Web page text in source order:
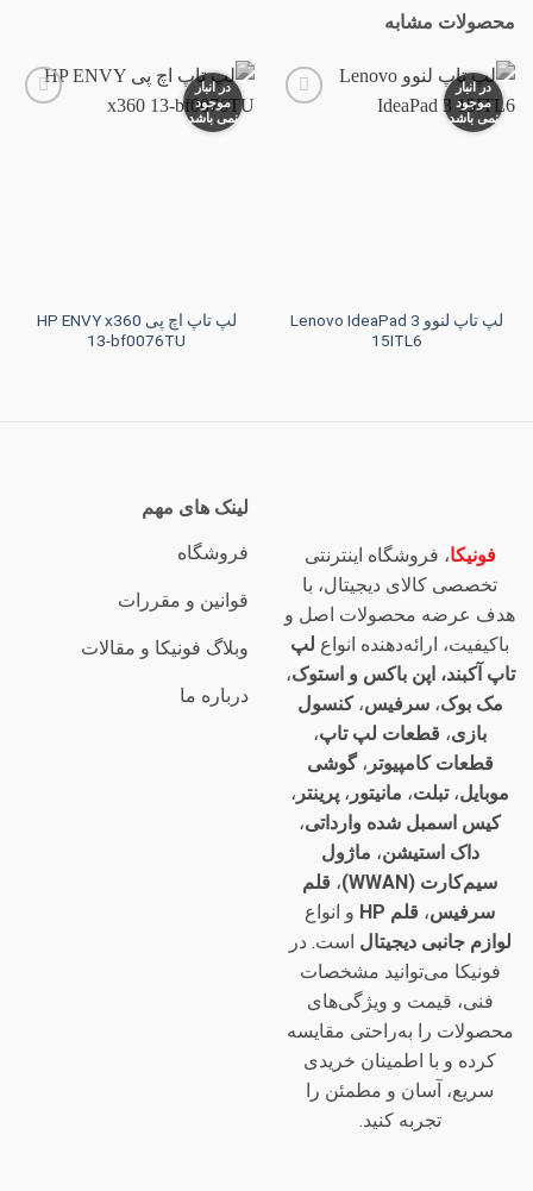
محصولات مشابه
در انبار
موجود
نمی باشد
لپ تاپ لنوو Lenovo IdeaPad 3
15ITL6
در انبار
موجود
نمی باشد
لپ تاپ اچ پی HP ENVY x360
13-bf0076TU
فونیکا، فروشگاه اینترنتی
تخصصی کالای دیجیتال، با
هدف عرضه محصولات اصل و
باکیفیت، ارائه‌دهنده انواع لپ
تاپ آکبند، اپن باکس و استوک،
مک بوک،سرفیس،کنسول
بازی، قطعات لپ تاپ،
قطعات کامپیوتر ،گوشی
موبایل،تبلت، مانیتور ، پرینتر ،
کیس اسمبل شده وارداتی،
داک استیشن، ماژول
سیم‌کارت (WWAN)
، قلم
سرفیس، قلم HP
و انواع
لوازم جانبی دیجیتال است. در
فونیکا می‌توانید مشخصات
فنی، قیمت و ویژگی‌های
محصولات را به‌راحتی مقایسه
کرده و با اطمینان خریدی
سریع، آسان و مطمئن را
تجربه کنید.
لینک های مهم
فروشگاه
قوانین و مقررات
وبلاگ فونیکا و مقالات
درباره ما